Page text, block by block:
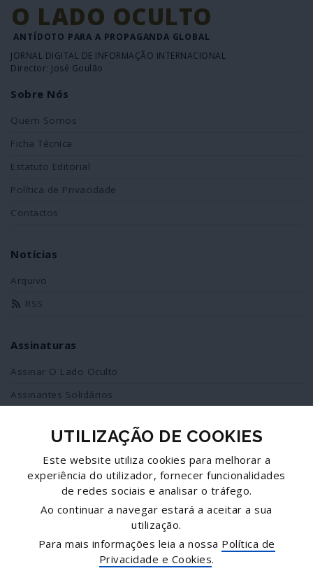
O LADO OCULTO
ANTÍDOTO PARA A PROPAGANDA GLOBAL
JORNAL DIGITAL DE INFORMAÇÃO INTERNACIONAL
Director: José Goulão
Sobre Nós
Quem Somos
Ficha Técnica
Estatuto Editorial
Política de Privacidade
Contactos
Notícias
Arquivo
RSS
Assinaturas
Assinar O Lado Oculto
Assinantes Solidários
Redes Sociais
Siga-nos no facebook
Twitter
UTILIZAÇÃO DE COOKIES
Este website utiliza cookies para melhorar a
experiência do utilizador, fornecer funcionalidades
de redes sociais e analisar o tráfego.
Ao continuar a navegar estará a aceitar a sua
utilização.
Para mais informações leia a nossa Política de
Privacidade e Cookies.